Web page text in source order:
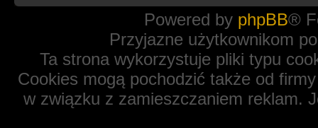
Powered by phpBB®
Przyjazne użytkownikom
Ta strona wykorzystuje pliki typu
Cookies mogą pochodzić także od
w związku z zamieszczaniem reklam.